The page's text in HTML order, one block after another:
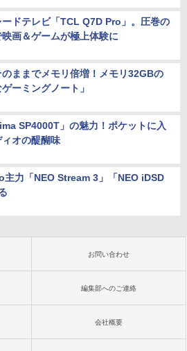
ドテレビ「TCL Q7D Pro」。圧巻の
画＆ゲームが極上体験に
のままでメモリ倍増！メモリ32GBの
ゲーミングノート」
SP4000T」の魅力！ポケットに入
オの醍醐味
力「NEO Stream 3」「NEO iDSD
お問い合わせ
編集部へのご連絡
会社概要